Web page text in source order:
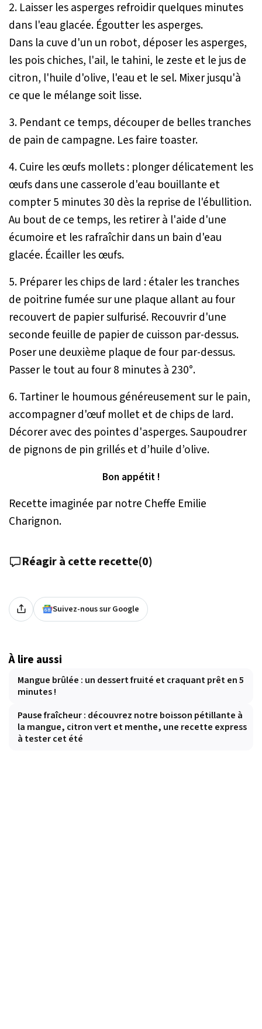
2. Laisser les asperges refroidir quelques minutes
dans l'eau glacée. Égoutter les asperges.
Dans la cuve d'un un robot, déposer les asperges,
les pois chiches, l'ail, le tahini, le zeste et le jus de
citron, l'huile d'olive, l'eau et le sel. Mixer jusqu'à
ce que le mélange soit lisse.
3. Pendant ce temps, découper de belles tranches
de pain de campagne. Les faire toaster.
4. Cuire les œufs mollets : plonger délicatement les
œufs dans une casserole d'eau bouillante et
compter 5 minutes 30 dès la reprise de l'ébullition.
Au bout de ce temps, les retirer à l'aide d'une
écumoire et les rafraîchir dans un bain d'eau
glacée. Écailler les œufs.
5. Préparer les chips de lard : étaler les tranches
de poitrine fumée sur une plaque allant au four
recouvert de papier sulfurisé. Recouvrir d'une
seconde feuille de papier de cuisson par-dessus.
Poser une deuxième plaque de four par-dessus.
Passer le tout au four 8 minutes à 230°.
6. Tartiner le houmous généreusement sur le pain,
accompagner d'œuf mollet et de chips de lard.
Décorer avec des pointes d'asperges. Saupoudrer
de pignons de pin grillés et d’huile d’olive.
Bon appétit !
Recette imaginée par notre Cheffe Emilie
Charignon.
Réagir à cette recette(0)
Suivez-nous sur Google
À lire aussi
Mangue brûlée : un dessert fruité et craquant prêt en 5
minutes !
Pause fraîcheur : découvrez notre boisson pétillante à
la mangue, citron vert et menthe, une recette express
à tester cet été